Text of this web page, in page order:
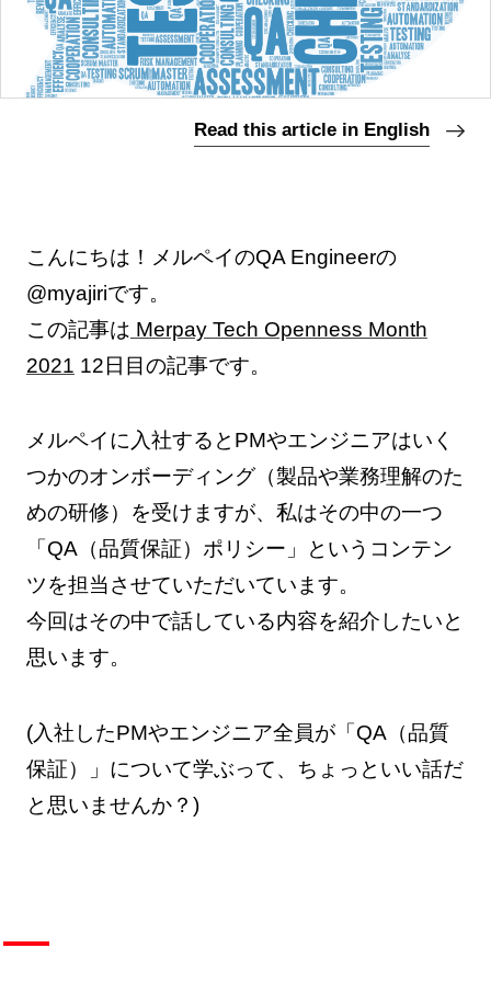
Read this article in English
こんにちは！メルペイのQA Engineerの
@myajiriです。
この記事は Merpay Tech Openness Month
2021 12日目の記事です。
メルペイに入社するとPMやエンジニアはいく
つかのオンボーディング（製品や業務理解のた
めの研修）を受けますが、私はその中の一つ
「QA（品質保証）ポリシー」というコンテン
ツを担当させていただいています。
今回はその中で話している内容を紹介したいと
思います。
(入社したPMやエンジニア全員が「QA（品質
保証）」について学ぶって、ちょっといい話だ
と思いませんか？)